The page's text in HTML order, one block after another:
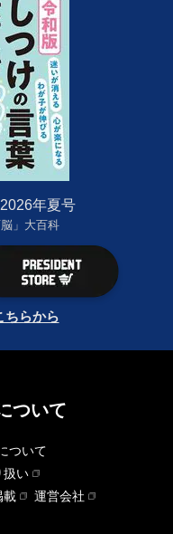
年夏号
」大百科
ちらから
ついて
ついて
扱い
載
運営会社